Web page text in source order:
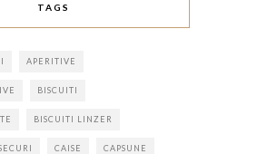
TAGS
APERITIVE
BISCUITI
BISCUITI LINZER
CAISE CAPSUNE